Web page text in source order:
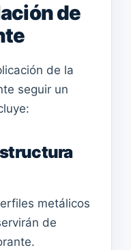
de
de la
seguir un
metálicos
de